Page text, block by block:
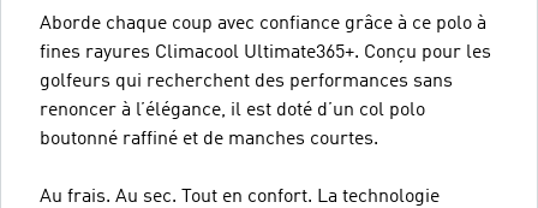
Aborde chaque coup avec confiance grâce à ce polo à
fines rayures Climacool Ultimate365+. Conçu pour les
golfeurs qui recherchent des performances sans
renoncer à l’élégance, il est doté d’un col polo
boutonné raffiné et de manches courtes.
Au frais. Au sec. Tout en confort. La technologie